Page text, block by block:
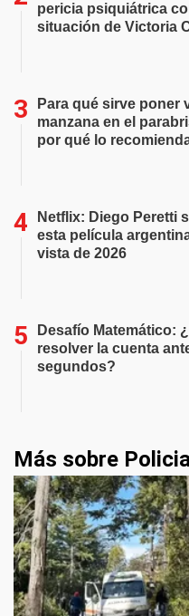
pericia psiquiátrica
situación de Victoria
Para qué sirve poner
manzana en el
por qué lo
Netflix: Diego Peretti
esta película
vista de 2026
Desafío Matemático:
resolver la cuenta
segundos?
Más sobre